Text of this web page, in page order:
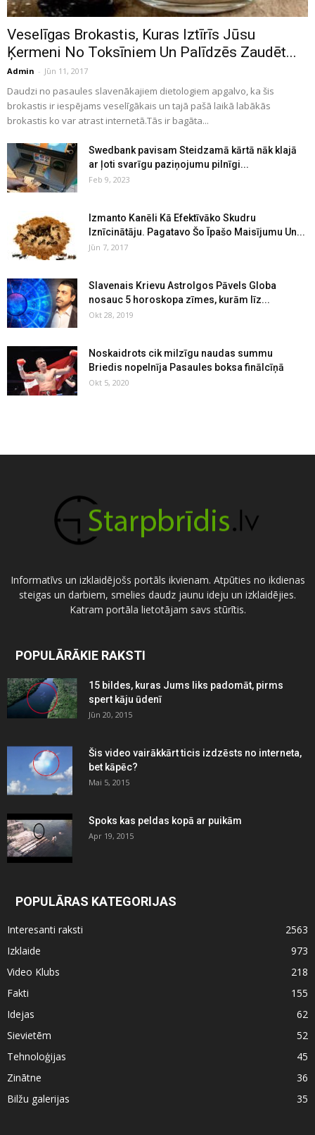
Veselīgas Brokastis, Kuras Iztīrīs Jūsu
Ķermeni No Toksīniem Un Palīdzēs Zaudēt...
Admin - Jūn 11, 2017
Daudzi no pasaules slavenākajiem dietologiem apgalvo, ka šis
brokastis ir iespējams veselīgākais un tajā pašā laikā labākās
brokastis ko var atrast internetā.Tās ir bagāta...
Swedbank pavisam Steidzamā kārtā nāk klajā
ar ļoti svarīgu paziņojumu pilnīgi...
Feb 9, 2023
Izmanto Kanēli Kā Efektīvāko Skudru
Iznīcinātāju. Pagatavo Šo Īpašo Maisījumu Un...
Jūn 7, 2017
Slavenais Krievu Astrolgos Pāvels Globa
nosauc 5 horoskopa zīmes, kurām līz...
Okt 28, 2019
Noskaidrots cik milzīgu naudas summu
Briedis nopelnīja Pasaules boksa finālcīņā
Okt 5, 2020
Informatīvs un izklaidējošs portāls ikvienam. Atpūties no ikdienas
steigas un darbiem, smelies daudz jaunu ideju un izklaidējies.
Katram portāla lietotājam savs stūrītis.
POPULĀRĀKIE RAKSTI
15 bildes, kuras Jums liks padomāt, pirms
spert kāju ūdenī
Jūn 20, 2015
Šis video vairākkārt ticis izdzēsts no interneta,
bet kāpēc?
Mai 5, 2015
Spoks kas peldas kopā ar puikām
Apr 19, 2015
POPULĀRAS KATEGORIJAS
Interesanti raksti
2563
Izklaide
973
Video Klubs
218
Fakti
155
Idejas
62
Sievietēm
52
Tehnoloģijas
45
Zinātne
36
Bilžu galerijas
35